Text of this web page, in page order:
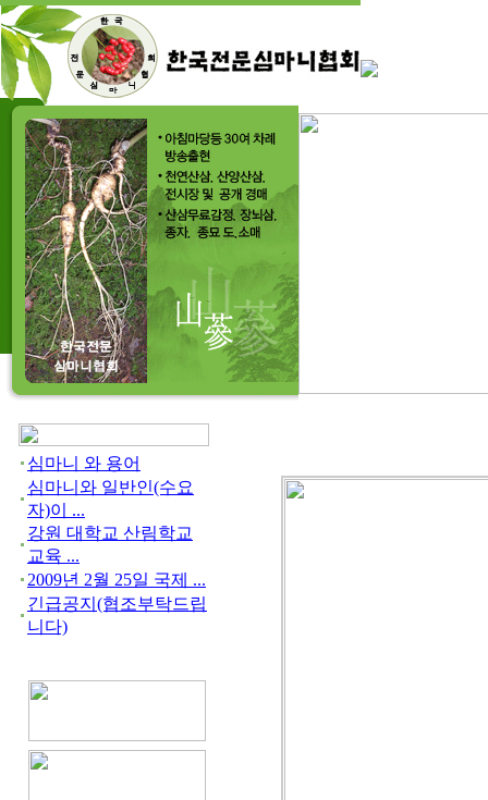
심마니 와 용어
심마니와 일반인(수요
자)이 ...
강원 대학교 산림학교
교육 ...
2009년 2월 25일 국제 ...
긴급공지(협조부탁드립
니다)